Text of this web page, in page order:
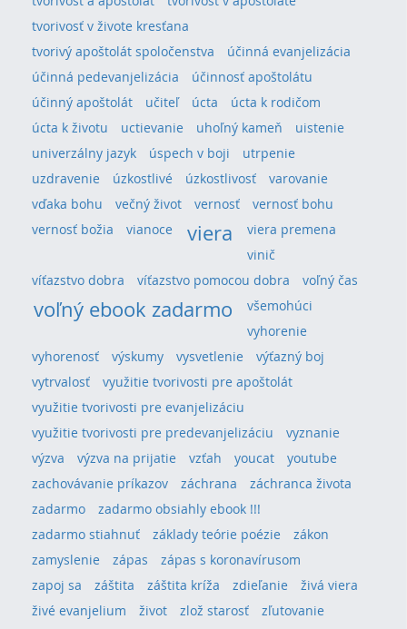
tvorivosť v živote kresťana
tvorivý apoštolát spoločenstva
účinná evanjelizácia
účinná pedevanjelizácia
účinnosť apoštolátu
účinný apoštolát
učiteľ úcta
úcta k rodičom
úcta k životu
uctievanie uhoľný kameň
uistenie
univerzálny jazyk
úspech v boji
utrpenie
uzdravenie
úzkostlivé úzkostlivosť
varovanie
vďaka bohu
večný život vernosť
vernosť bohu
vernosť božia
vianoce viera
viera premena
vinič
víťazstvo dobra
víťazstvo pomocou dobra voľný čas
voľný ebook zadarmo
všemohúci
vyhorenie
vyhorenosť
výskumy vysvetlenie
výťazný boj
vytrvalosť
využitie tvorivosti pre apoštolát
využitie tvorivosti pre evanjelizáciu
využitie tvorivosti pre predevanjelizáciu
vyznanie
výzva
výzva na prijatie vzťah youcat
youtube
zachovávanie príkazov
záchrana
záchranca života
zadarmo
zadarmo obsiahly ebook !!!
zadarmo stiahnuť
základy teórie poézie
zákon
zamyslenie
zápas
zápas s koronavírusom
zapoj sa
záštita záštita kríža zdieľanie
živá viera
živé evanjelium
život zlož starosť
zľutovanie